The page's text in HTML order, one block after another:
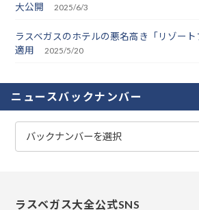
大公開
2025/6/3
ラスベガスのホテルの悪名高き「リゾー
適用
2025/5/20
ニュースバックナンバー
ラスベガス大全公式SNS